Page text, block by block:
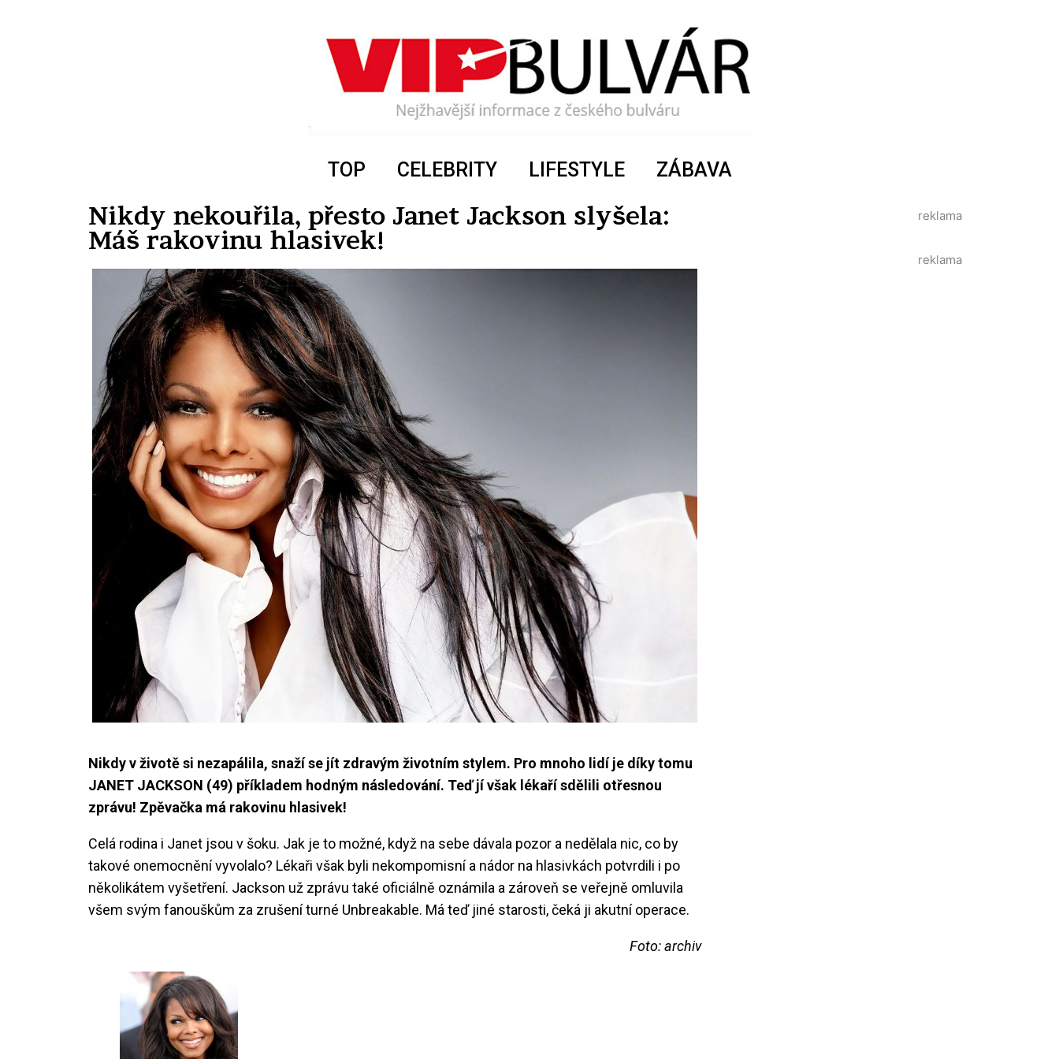
TOP CELEBRITY LIFESTYLE ZÁBAVA
Nikdy nekouřila, přesto Janet Jackson slyšela:
Máš rakovinu hlasivek!
Nikdy v životě si nezapálila, snaží se jít zdravým životním stylem. Pro mnoho lidí je díky tomu
JANET JACKSON (49) příkladem hodným následování. Teď jí však lékaří sdělili otřesnou
zprávu! Zpěvačka má rakovinu hlasivek!
Celá rodina i Janet jsou v šoku. Jak je to možné, když na sebe dávala pozor a nedělala nic, co by
takové onemocnění vyvolalo? Lékaři však byli nekompomisní a nádor na hlasivkách potvrdili i po
několikátem vyšetření. Jackson už zprávu také oficiálně oznámila a zároveň se veřejně omluvila
všem svým fanouškům za zrušení turné Unbreakable. Má teď jiné starosti, čeká ji akutní operace.
Foto: archiv
reklama
reklama